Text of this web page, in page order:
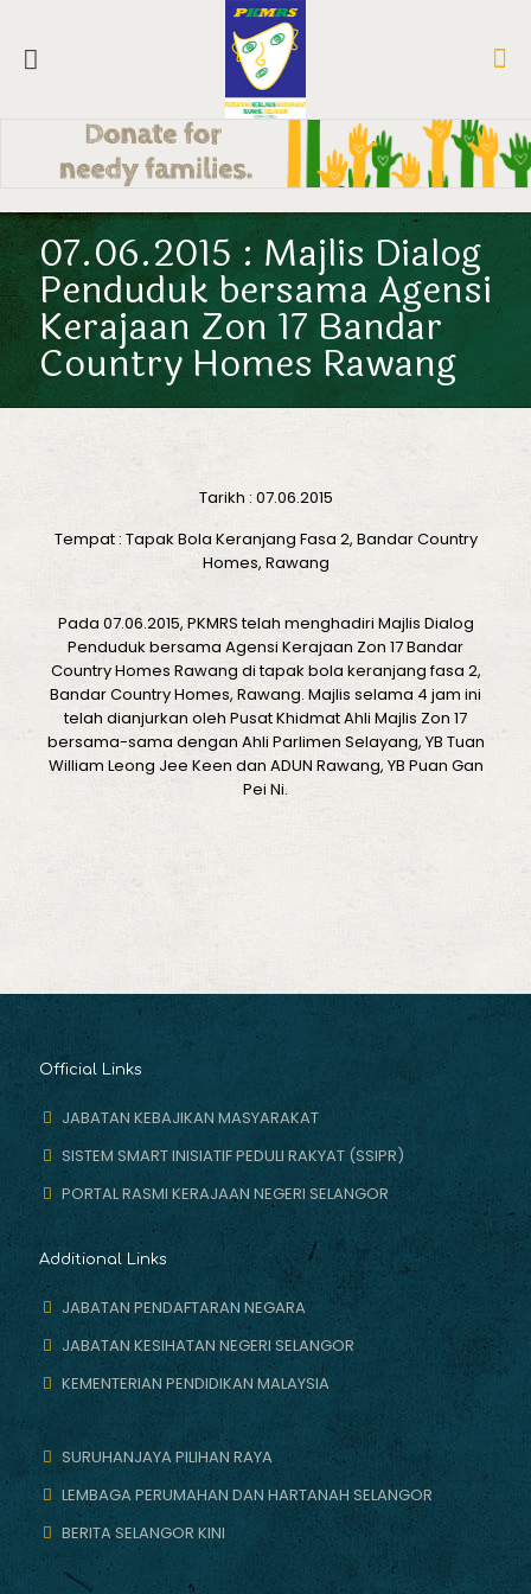
07.06.2015 : Majlis Dialog
Penduduk bersama Agensi
Kerajaan Zon 17 Bandar
Country Homes Rawang
Tarikh : 07.06.2015
Tempat : Tapak Bola Keranjang Fasa 2, Bandar Country
Homes, Rawang
Pada 07.06.2015, PKMRS telah menghadiri Majlis Dialog
Penduduk bersama Agensi Kerajaan Zon 17 Bandar
Country Homes Rawang di tapak bola keranjang fasa 2,
Bandar Country Homes, Rawang. Majlis selama 4 jam ini
telah dianjurkan oleh Pusat Khidmat Ahli Majlis Zon 17
bersama-sama dengan Ahli Parlimen Selayang, YB Tuan
William Leong Jee Keen dan ADUN Rawang, YB Puan Gan
Pei Ni.
Official Links
JABATAN KEBAJIKAN MASYARAKAT
SISTEM SMART INISIATIF PEDULI RAKYAT (SSIPR)
PORTAL RASMI KERAJAAN NEGERI SELANGOR
Additional Links
JABATAN PENDAFTARAN NEGARA
JABATAN KESIHATAN NEGERI SELANGOR
KEMENTERIAN PENDIDIKAN MALAYSIA
SURUHANJAYA PILIHAN RAYA
LEMBAGA PERUMAHAN DAN HARTANAH SELANGOR
BERITA SELANGOR KINI